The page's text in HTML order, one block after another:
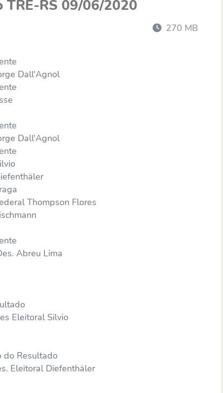
TRE-RS 09/06/2020
270 MB
Dall'Agnol
Dall'Agnol
Thompson Flores
Abreu Lima
Eleitoral Silvio
do Resultado
Eleitoral Diefenthäler